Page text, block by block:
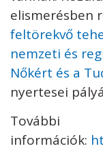
elismerésben
feltörekvő
nemzeti és
Nőkért és a
nyertesei
További
információk: